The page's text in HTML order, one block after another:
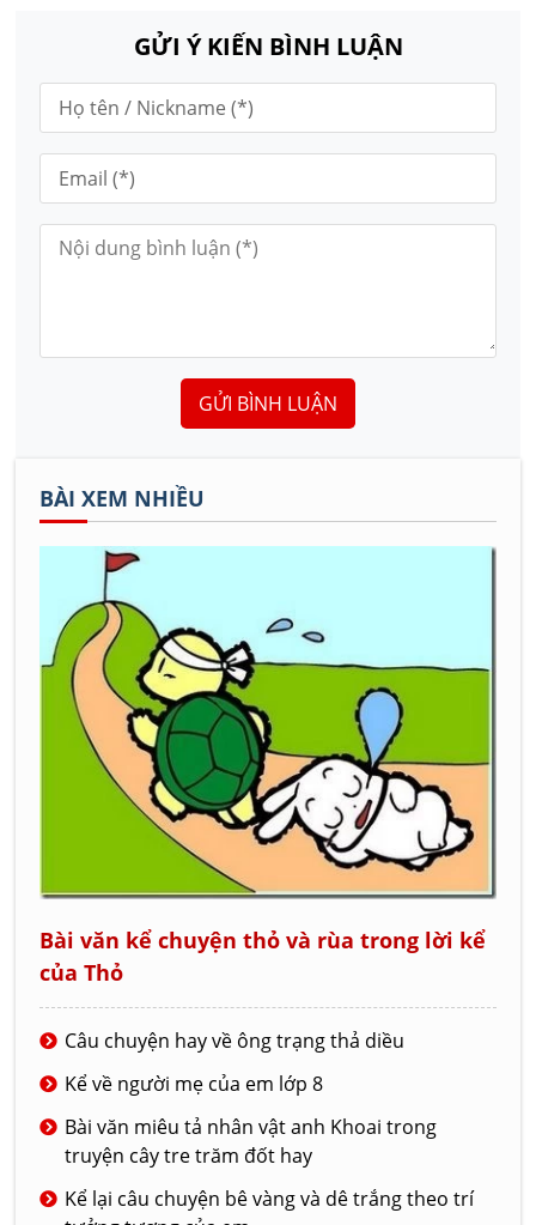
GỬI Ý KIẾN BÌNH LUẬN
GỬI BÌNH LUẬN
BÀI XEM NHIỀU
Bài văn kể chuyện thỏ và rùa trong lời kể
của Thỏ
Câu chuyện hay về ông trạng thả diều
Kể về người mẹ của em lớp 8
Bài văn miêu tả nhân vật anh Khoai trong
truyện cây tre trăm đốt hay
Kể lại câu chuyện bê vàng và dê trắng theo trí